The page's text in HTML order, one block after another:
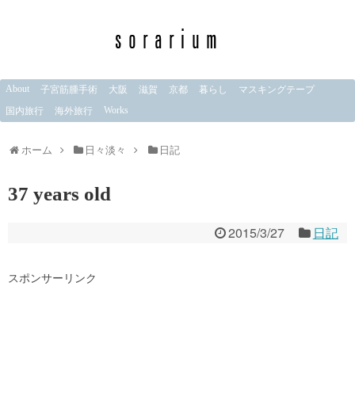
About 子宮筋腫手術 大阪 滋賀 京都 暮らし
マスキングテープ
国内旅行
海外旅行 Works
ホーム 日々淡々 日記
37 years old
2015/3/27 日記
スポンサーリンク